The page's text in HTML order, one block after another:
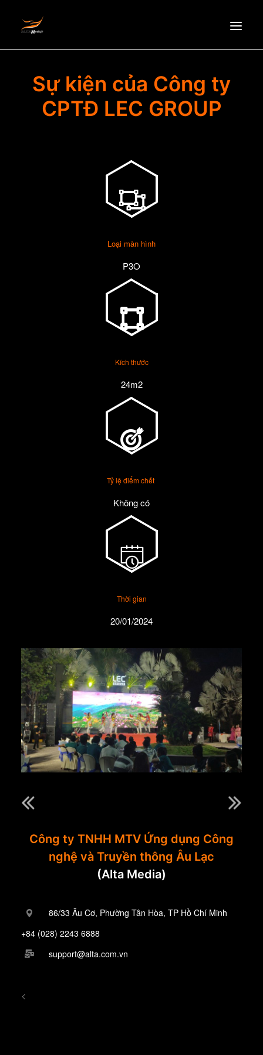
HOMEPAGE
ABOUT US
NEWS
Sự kiện của Công ty
CPTĐ LEC GROUP
Loại màn hình
P3O
Kích thước
24m2
Tỷ lệ điểm chết
Không có
Thời gian
20/01/2024
Công ty TNHH MTV Ứng dụng Công
nghệ và Truyền thông Âu Lạc
(Alta Media)
86/33 Âu Cơ, Phường Tân Hòa, TP Hồ Chí Minh
+84 (028) 2243 6888
support@alta.com.vn
<